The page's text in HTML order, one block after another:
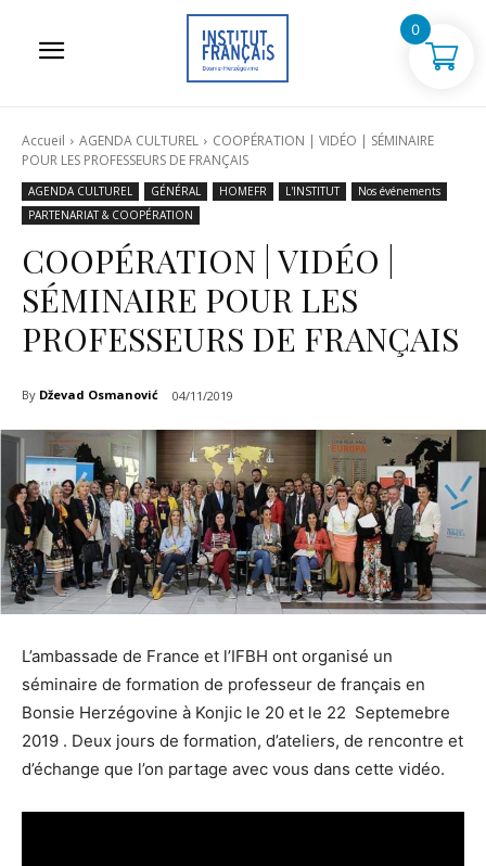
Accueil AGENDA CULTUREL
COOPÉRATION | VIDÉO | SÉMINAIRE
POUR LES PROFESSEURS DE FRANÇAIS
AGENDA CULTUREL GÉNÉRAL HOMEFR L'INSTITUT
Nos événements
PARTENARIAT & COOPÉRATION
COOPÉRATION | VIDÉO |
SÉMINAIRE POUR LES
PROFESSEURS DE FRANÇAIS
By Dževad Osmanović 04/11/2019
L’ambassade de France et l’IFBH ont organisé un
séminaire de formation de professeur de français en
Bonsie Herzégovine à Konjic le 20 et le 22 Septemebre
2019 . Deux jours de formation, d’ateliers, de rencontre et
d’échange que l’on partage avec vous dans cette vidéo.
0